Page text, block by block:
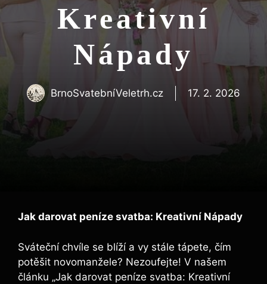
Kreativní
Nápady
BrnoSvatebníVeletrh.cz 17. 2. 2026
Jak darovat peníze svatba: Kreativní Nápady
Sváteční chvíle se blíží a vy stále tápete, čím
potěšit novomanžele? Nezoufejte! V našem
článku „Jak darovat peníze svatba: Kreativní